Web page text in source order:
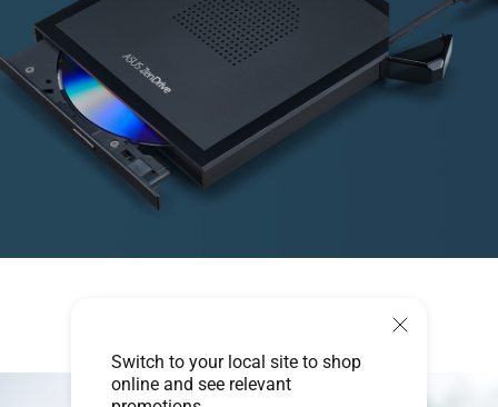
Switch to your local site to shop
online and see relevant
支援 M-DISC